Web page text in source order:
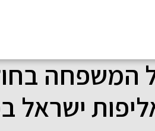
המשפחה
ישראל